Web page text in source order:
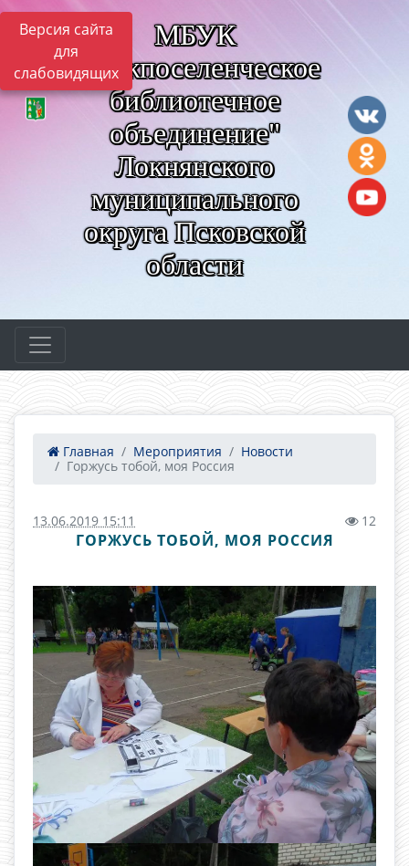
Версия сайта
для
слабовидящих
МБУК
"Межпоселенческое
библиотечное
объединение"
Локнянского
муниципального
округа Псковской
области
Главная Мероприятия
Новости
Горжусь тобой, моя Россия
13.06.2019 15:11 12
ГОРЖУСЬ ТОБОЙ, МОЯ РОССИЯ